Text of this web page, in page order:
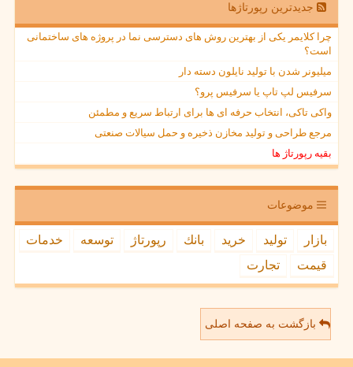
جدیدترین رپورتاژها
چرا کلایمر یکی از بهترین روش های دسترسی نما در پروژه های ساختمانی
است؟
میلیونر شدن با تولید نایلون دسته دار
سرفیس لپ تاپ یا سرفیس پرو؟
واکی تاکی، انتخاب حرفه ای ها برای ارتباط سریع و مطمئن
مرجع طراحی و تولید مخازن ذخیره و حمل سیالات صنعتی
بقیه رپورتاژ ها
موضوعات
بازار تولید خرید بانك رپورتاژ توسعه
خدمات
قیمت
تجارت
بازگشت به صفحه اصلی